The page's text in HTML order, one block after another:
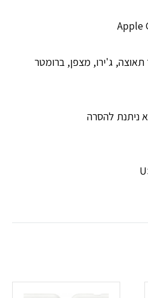
Apple
ג'ירו, מצפן, ברומטר